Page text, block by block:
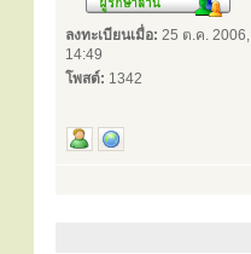
ลงทะเบียนเมื่อ: 25 ต.ค. 2006,
14:49
โพสต์: 1342